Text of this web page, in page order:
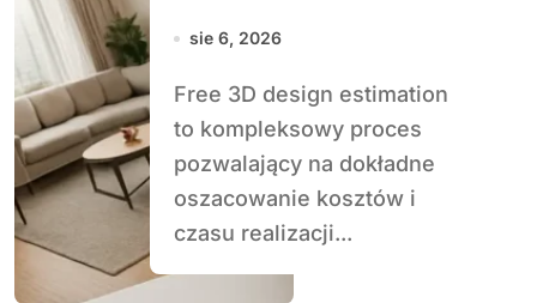
3D
sie 6, 2026
Free 3D design estimation
to kompleksowy proces
pozwalający na dokładne
oszacowanie kosztów i
czasu realizacji...